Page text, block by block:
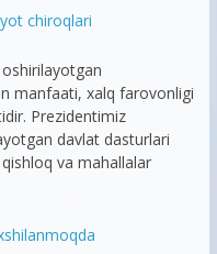
chiroqlari
manfaati, xalq farovonligi
Prezidentimiz
davlat dasturlari
va mahallalar